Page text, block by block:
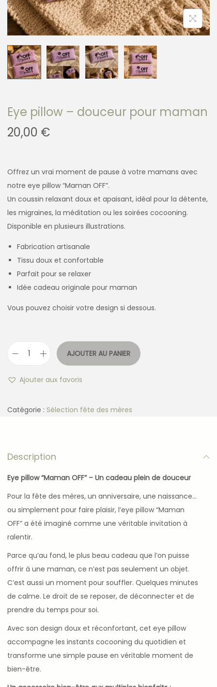
Eye pillow – douceur pour maman
20,00 €
Offrez un vrai moment de pause à votre mamans avec
notre eye pillow “Maman OFF”.
Un coussin relaxant doux et apaisant, idéal pour la détente,
les migraines, la méditation ou les soirées cocooning.
Disponible en plusieurs illustrations.
Fabrication artisanale
Tissu doux et confortable
Parfait pour se relaxer
Idée cadeau originale pour maman
Vous pouvez choisir votre design si dessous.
AJOUTER AU PANIER
Ajouter aux favoris
Catégorie : Sélection fête des mères
Description
Eye pillow “Maman OFF” – Un cadeau plein de douceur
Pour la fête des mères, un anniversaire, une naissance…
ou simplement pour faire plaisir, l’eye pillow “Maman
OFF” a été imaginé comme une véritable invitation à
ralentir.
Parce qu’au fond, le plus beau cadeau que l’on puisse
offrir à une maman, ce n’est pas seulement un objet.
C’est aussi un moment pour souffler. Quelques minutes
de calme. Le droit de se reposer, de déconnecter et de
prendre du temps pour soi.
Avec son design doux et réconfortant, cet eye pillow
accompagne les instants cocooning du quotidien et
transforme une simple pause en véritable moment de
bien-être.